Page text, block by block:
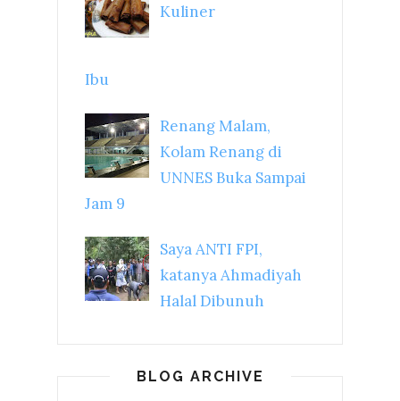
Kuliner
Ibu
Renang Malam,
Kolam Renang di
UNNES Buka Sampai
Jam 9
Saya ANTI FPI,
katanya Ahmadiyah
Halal Dibunuh
BLOG ARCHIVE